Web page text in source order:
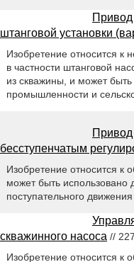
Привод
штанговой установки
Изобретение относится
в частности штанговой
из скважины, и может быть
промышленности и
Привод
бесступенчатым
Изобретение относится
может быть использовано
поступательного
скважинного насоса //
Изобретение относится